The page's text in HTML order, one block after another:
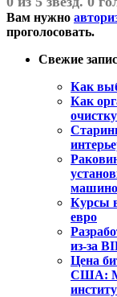
Вам нужно
проголосовать.
Свежие
Как
Как
Курсы
евро
из-за
Цена
США: